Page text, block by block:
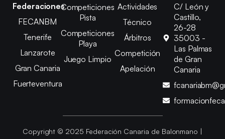
Federaciones
FECANBM
Tenerife
Lanzarote
Gran Canaria
Fuerteventura
Competiciones
Pista
Competiciones
Playa
Juego Limpio
Actividades
Técnico
Árbitros
Competición
Apelación
C/ León y
Castillo,
26-28
35003 -
Las Palmas
de Gran
Canaria
Copyright © 2025 Federación Canaria de Balonmano |